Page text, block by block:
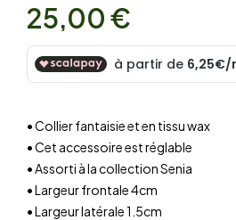
25,00€
• Collier fantaisie et en tissu wax
• Cet accessoire est réglable
• Assorti à la collection Senia
• Largeur frontale 4cm
• Largeur latérale 1.5cm